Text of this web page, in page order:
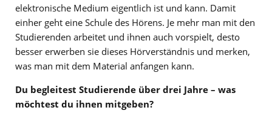
elektronische Medium eigentlich ist und kann. Damit
einher geht eine Schule des Hörens. Je mehr man mit den
Studierenden arbeitet und ihnen auch vorspielt, desto
besser erwerben sie dieses Hörverständnis und merken,
was man mit dem Material anfangen kann.
Du begleitest Studierende über drei Jahre – was
möchtest du ihnen mitgeben?